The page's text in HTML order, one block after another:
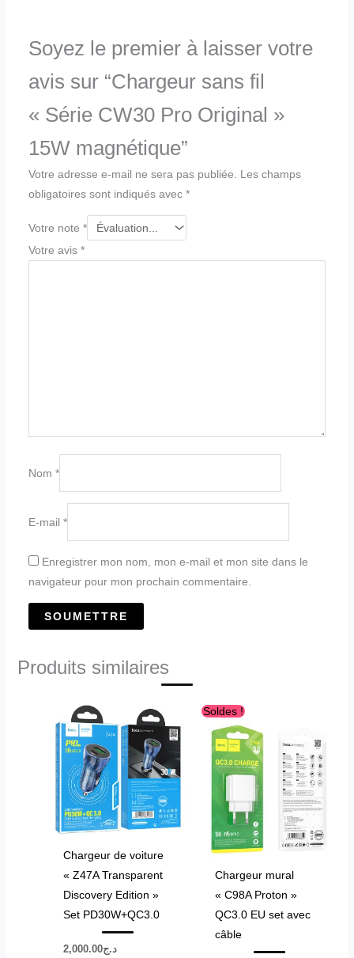
Soyez le premier à laisser votre
avis sur “Chargeur sans fil
« Série CW30 Pro Original »
15W magnétique”
Votre adresse e-mail ne sera pas publiée.
Les champs
obligatoires sont indiqués avec *
Votre note *
Votre avis *
Nom *
E-mail *
Enregistrer mon nom, mon e-mail et mon site dans le
navigateur pour mon prochain commentaire.
Produits similaires
Chargeur de voiture
« Z47A Transparent
Discovery Edition »
Set PD30W+QC3.0
د.ج2,000.00
Soldes !
Chargeur mural
« C98A Proton »
QC3.0 EU set avec
câble
était :
est :